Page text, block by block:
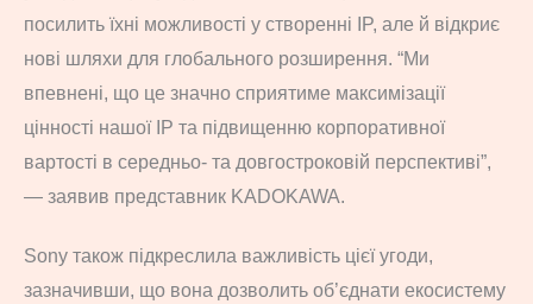
посилить їхні можливості у створенні IP, але й відкриє
нові шляхи для глобального розширення. “Ми
впевнені, що це значно сприятиме максимізації
цінності нашої IP та підвищенню корпоративної
вартості в середньо- та довгостроковій перспективі”,
— заявив представник KADOKAWA.
Sony також підкреслила важливість цієї угоди,
зазначивши, що вона дозволить об’єднати екосистему